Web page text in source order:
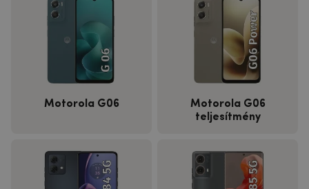
Motorola G06
Motorola G06
teljesítmény